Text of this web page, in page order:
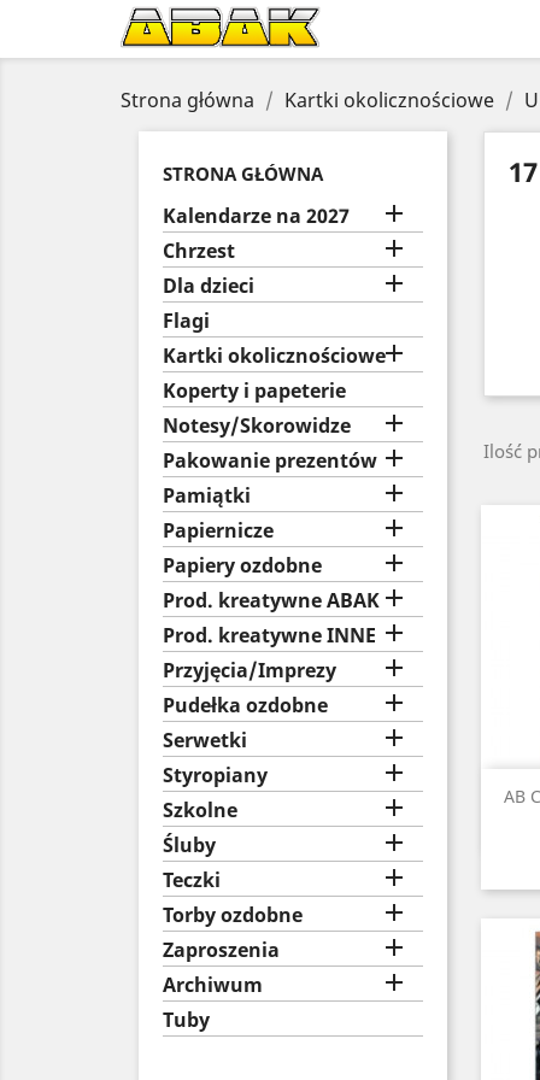
Strona główna Kartki okolicznościowe
STRONA GŁÓWNA
Kalendarze na 2027 
Chrzest 
Dla dzieci 
Flagi
Kartki okolicznościowe
Koperty i papeterie
Notesy/Skorowidze

Pakowanie prezentów 
Pamiątki 
Papiernicze 
Papiery ozdobne 
Prod. kreatywne ABAK
Prod. kreatywne INNE 
Przyjęcia/Imprezy 
Pudełka ozdobne 
Serwetki 
Styropiany 
Szkolne 
Śluby 
Teczki 
Torby ozdobne 
Zaproszenia 
Archiwum 
Tuby
17
Ilość
AB